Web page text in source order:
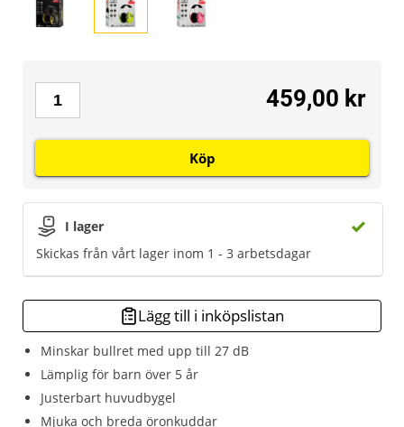
Minskar bullret med upp till 27 dB
Lämplig för barn över 5 år
Justerbart huvudbygel
Mjuka och breda öronkuddar
I lager
Skickas från vårt lager inom 1 - 3 arbetsdagar
459,00 kr
Köp
Lägg till i inköpslistan